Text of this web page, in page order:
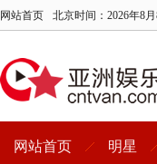
网站首页 北京时间： 2026年8
网站首页 明星